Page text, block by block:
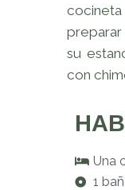
su
con
Una
1